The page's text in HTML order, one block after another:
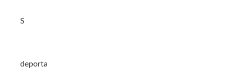
S
deporta